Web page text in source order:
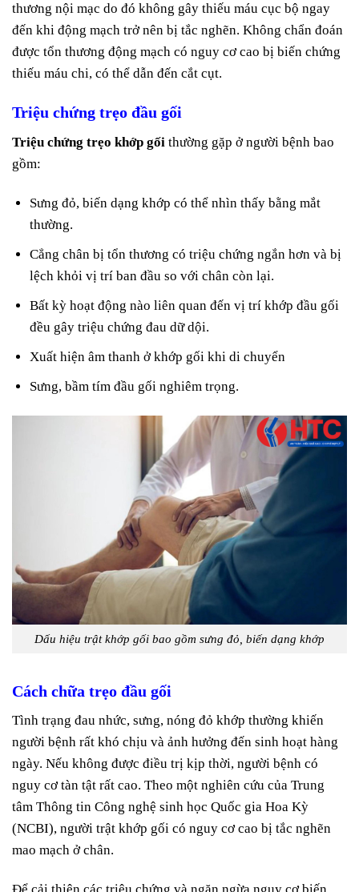
thương nội mạc do đó không gây thiếu máu cục bộ ngay
đến khi động mạch trở nên bị tắc nghẽn. Không chẩn đoán
được tổn thương động mạch có nguy cơ cao bị biến chứng
thiếu máu chi, có thể dẫn đến cắt cụt.
Triệu chứng trẹo đầu gối
Triệu chứng trẹo khớp gối thường gặp ở người bệnh bao
gồm:
Sưng đỏ, biến dạng khớp có thể nhìn thấy bằng mắt
thường.
Cẳng chân bị tổn thương có triệu chứng ngắn hơn và bị
lệch khỏi vị trí ban đầu so với chân còn lại.
Bất kỳ hoạt động nào liên quan đến vị trí khớp đầu gối
đều gây triệu chứng đau dữ dội.
Xuất hiện âm thanh ở khớp gối khi di chuyển
Sưng, bầm tím đầu gối nghiêm trọng.
Dấu hiệu trật khớp gối bao gồm sưng đỏ, biến dạng khớp
Cách chữa trẹo đầu gối
Tình trạng đau nhức, sưng, nóng đỏ khớp thường khiến
người bệnh rất khó chịu và ảnh hưởng đến sinh hoạt hàng
ngày. Nếu không được điều trị kịp thời, người bệnh có
nguy cơ tàn tật rất cao. Theo một nghiên cứu của Trung
tâm Thông tin Công nghệ sinh học Quốc gia Hoa Kỳ
(NCBI), người trật khớp gối có nguy cơ cao bị tắc nghẽn
mao mạch ở chân.